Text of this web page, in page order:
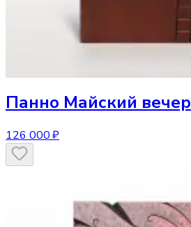
Панно Майский вечер
126 000 ₽